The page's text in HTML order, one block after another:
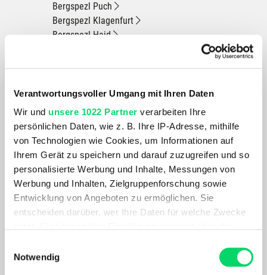
Verantwortungsvoller Umgang mit Ihren Daten
Wir und unsere 1022 Partner verarbeiten Ihre
persönlichen Daten, wie z. B. Ihre IP-Adresse, mithilfe
von Technologien wie Cookies, um Informationen auf
Ihrem Gerät zu speichern und darauf zuzugreifen und so
personalisierte Werbung und Inhalte, Messungen von
Werbung und Inhalten, Zielgruppenforschung sowie
Entwicklung von Angeboten zu ermöglichen. Sie
entscheiden darüber, wer Ihre Daten für welche Zwecke
Trigger Symbol ändern oder widerrufen
Notwendig
Bergspezl Puch
Bergspezl Klagenfurt
Bergspezl Haid
Du hast eine Frage?
Wir rufen dich an und beraten dich gerne.
PRODUKTDETAILS
Geschlecht
Unisex
Einsatzbereich
Klettern, Bergsport, Outdoor-
Aktivitäten